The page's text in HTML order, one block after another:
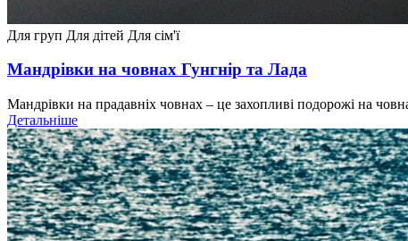
Для груп Для дітей Для сім'ї
Мандрівки на човнах Гунгнір та Лада
Мандрівки на прадавніх човнах – це захопливі подорожі на
Детальніше